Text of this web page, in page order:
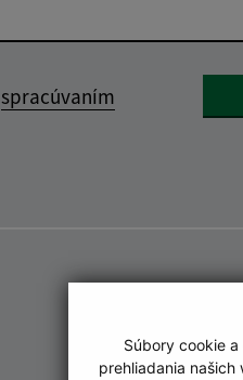
Súbory cookie
prehliadania
spracúvaním